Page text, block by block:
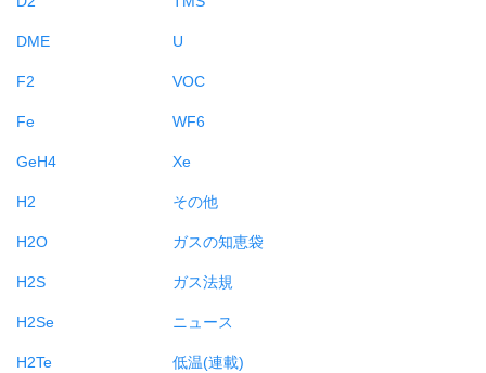
DME
F2
Fe
GeH4
H2
H2O
H2S
H2Se
H2Te
U
VOC
WF6
Xe
その他
ガスの知恵袋
ガス法規
ニュース
低温(連載)